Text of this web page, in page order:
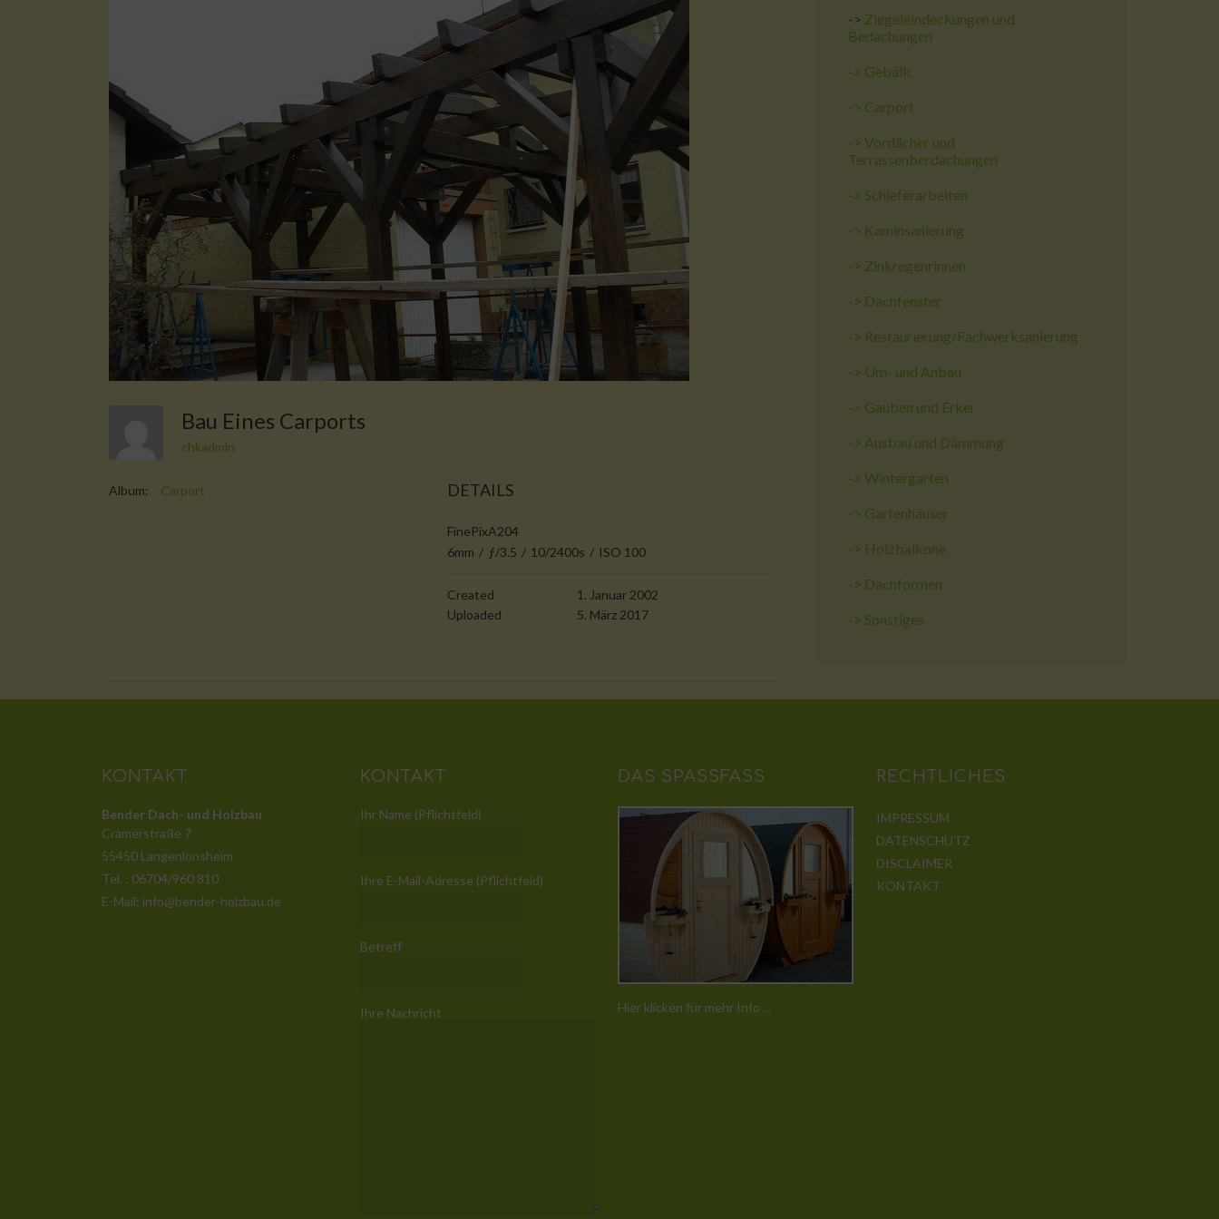
Bau Eines Carports
chkadmin
Album: Carport DETAILS
FinePixA204
6mm / ƒ/3.5 / 10/2400s / ISO 100
Created
1. Januar 2002
Uploaded
5. März 2017
-> Ziegeleindeckungen und
Bedachungen
-> Gebälk
-> Carport
-> Vordächer und
Terrassenberdachungen
-> Schieferarbeiten
-> Kaminsanierung
-> Zinkregenrinnen
-> Dachfenster
-> Restaurierung/Fachwerksanierung
-> Um- und Anbau
-> Gauben und Erker
-> Ausbau und Dämmung
-> Wintergarten
-> Gartenhäuser
-> Holzbalkone
-> Dachformen
-> Sonstiges
KONTAKT
Bender Dach- und Holzbau
Cramerstraße 7
55450 Langenlonsheim
Tel. : 06704/960 810
E-Mail: info@bender-holzbau.de
KONTAKT
Ihr Name (Pflichtfeld)
Ihre E-Mail-Adresse (Pflichtfeld)
Betreff
Ihre Nachricht
DAS SPASSFASS
Hier klicken für mehr Info ...
RECHTLICHES
IMPRESSUM
DATENSCHUTZ
DISCLAIMER
KONTAKT